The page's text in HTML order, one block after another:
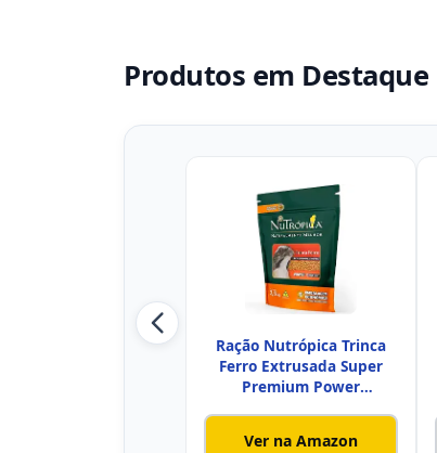
Produtos em Destaque
Ração Nutrópica Trinca
Ferro Extrusada Super
Premium Power
Ver na Amazon